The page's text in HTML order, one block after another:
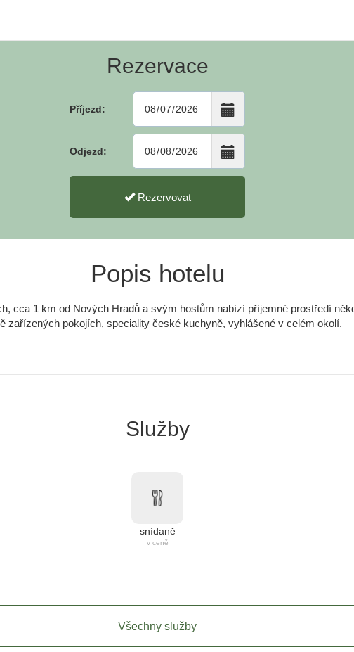
Rezervace
Příjezd:
Odjezd:
Rezervovat
Popis hotelu
cca 1 km od Nových Hradů a svým hostům nabízí příjemné prostředí
zařízených pokojích, speciality české kuchyně, vyhlášené v celém okolí.
Služby
snídaně
v ceně
Všechny služby